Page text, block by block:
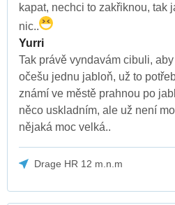
kapat, nechci to zakřiknou, tak
nic..
Yurri
Tak právě vyndavám cibuli,
očešu jednu jabloň, už to
známí ve městě prahnou po
něco uskladním, ale už není
nějaká moc velká..
Drage HR 12 m.n.m